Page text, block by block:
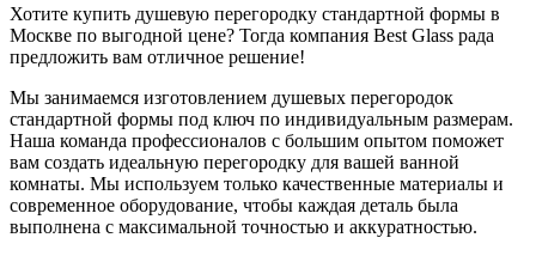
Хотите купить душевую перегородку стандартной формы в
Москве по выгодной цене? Тогда компания Best Glass рада
предложить вам отличное решение!
Мы занимаемся изготовлением душевых перегородок
стандартной формы под ключ по индивидуальным размерам.
Наша команда профессионалов с большим опытом поможет
вам создать идеальную перегородку для вашей ванной
комнаты. Мы используем только качественные материалы и
современное оборудование, чтобы каждая деталь была
выполнена с максимальной точностью и аккуратностью.